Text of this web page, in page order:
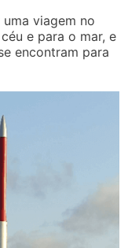
viagem no
e para o mar, e
encontram para